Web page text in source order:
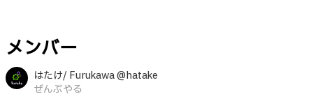
メンバー
はたけ/ Furukawa @hatake
ぜんぶやる